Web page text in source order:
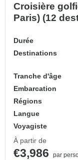
Croisière
Paris) (12
Durée
Destinations
Tranche d'âge
Embarcation
Régions
Langue
Voyagiste
À partir de
€3,986
par